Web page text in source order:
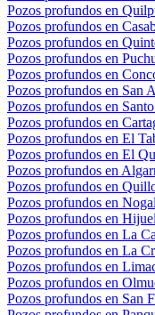
Pozos profundos en
Pozos profundos en
Pozos profundos en
Pozos profundos en
Pozos profundos en
Pozos profundos en San
Pozos profundos en
Pozos profundos en
Pozos profundos en El
Pozos profundos en El
Pozos profundos en
Pozos profundos en
Pozos profundos en
Pozos profundos en
Pozos profundos en La
Pozos profundos en La
Pozos profundos en
Pozos profundos en
Pozos profundos en San